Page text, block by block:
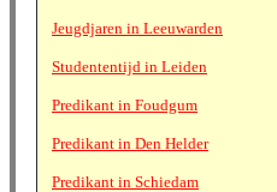
Jeugdjaren in Leeuwarden
Studententijd in Leiden
Predikant in Foudgum
Predikant in Den Helder
Predikant in Schiedam